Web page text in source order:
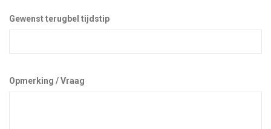
Gewenst terugbel tijdstip
Opmerking / Vraag